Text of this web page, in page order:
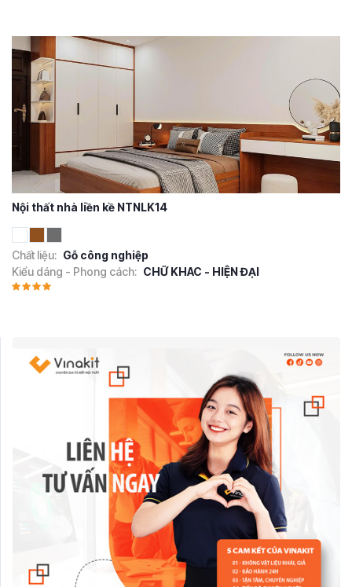
Nội thất nhà liền kề NTNLK14
Chất liệu: Gỗ công nghiệp
Kiểu dáng - Phong cách: CHỮ KHAC - HIỆN ĐẠI